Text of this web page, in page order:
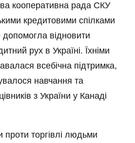
кооперативна рада СКУ
кредитовими спілками
допомогла відновити
рух в Україні. Їхніми
всебічна підтримка,
навчання та
з України у Канаді
проти торгівлі людьми